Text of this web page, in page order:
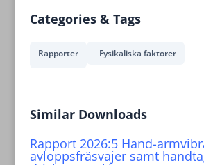
Categories & Tags
Rapporter Fysikaliska faktorer
Similar Downloads
Rapport 2026:5 Hand-
avloppsfräsvajer samt